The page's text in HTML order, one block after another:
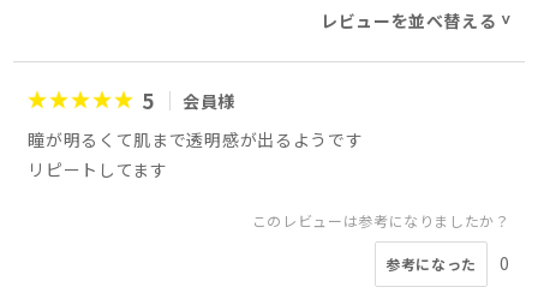
レビューを並べ替える>
5
会員様
瞳が明るくて肌まで透明感が出るようです
リピートしてます
このレビューは参考になりましたか？
参考になった 0